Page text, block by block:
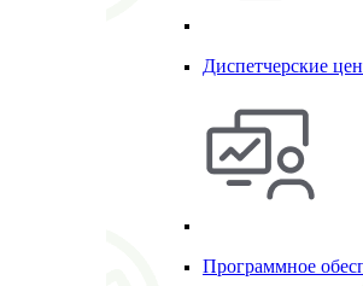
Диспетчерские
Программное